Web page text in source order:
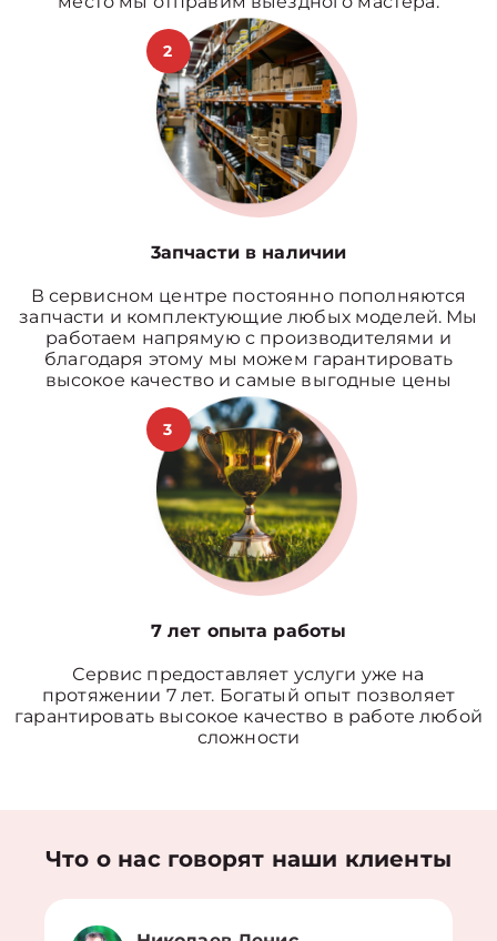
2
3апчасти в наличии
В сервисном центре постоянно пополняются
запчасти и комплектующие любых моделей. Мы
работаем напрямую с производителями и
благодаря этому мы можем гарантировать
высокое качество и самые выгодные цены
3
7 лет опыта работы
Сервис предоставляет услуги уже на
протяжении 7 лет. Богатый опыт позволяет
гарантировать высокое качество в работе любой
сложности
Что о нас говорят наши клиенты